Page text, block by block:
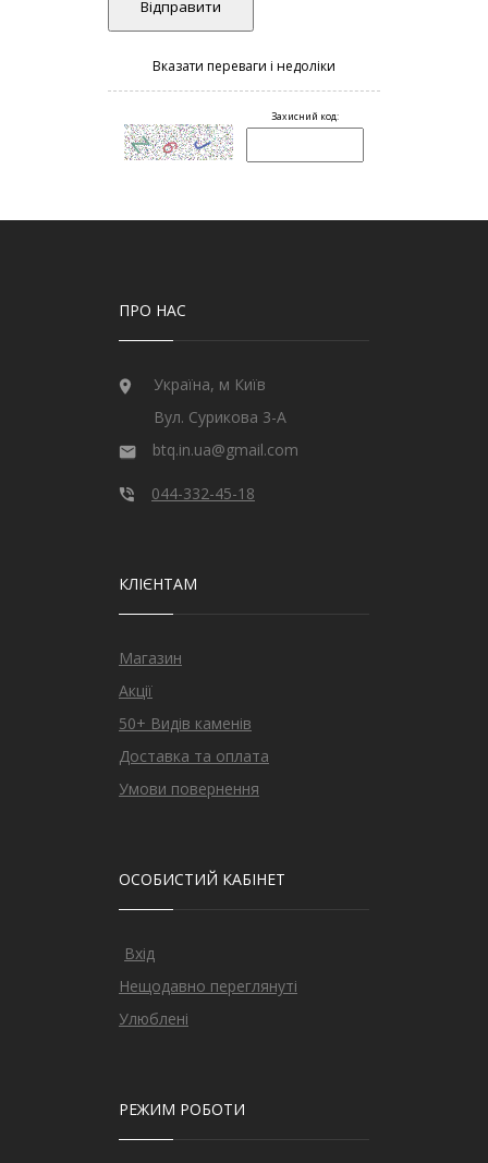
ПРО НАС
Україна, м Київ
Вул. Сурикова 3-А
btq.in.ua@gmail.com
044-332-45-18
КЛІЄНТАМ
Магазин
Акції
50+ Видів каменів
Доставка та оплата
Умови повернення
ОСОБИСТИЙ КАБІНЕТ
Вхід
Нещодавно переглянуті
Улюблені
РЕЖИМ РОБОТИ